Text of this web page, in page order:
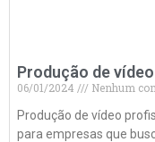
Produção de
06/01/2024
Nenhum
Produção de vídeo
para empresas que